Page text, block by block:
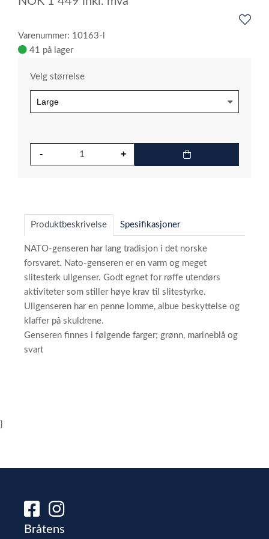
Varenummer: 10163-l
41 på lager
Velg størrelse
Produktbeskrivelse Spesifikasjoner
NATO-genseren har lang tradisjon i det norske
forsvaret. Nato-genseren er en varm og meget
slitesterk ullgenser. Godt egnet for røffe utendørs
aktiviteter som stiller høye krav til slitestyrke.
Ullgenseren har en penne lomme, albue beskyttelse og
klaffer på skuldrene.
Genseren finnes i følgende farger; grønn, marineblå og
svart
}
Bråtens